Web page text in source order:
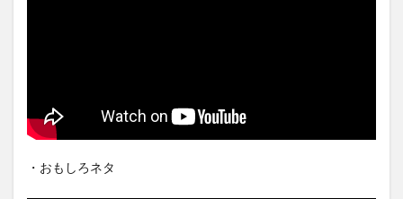
・おもしろネタ